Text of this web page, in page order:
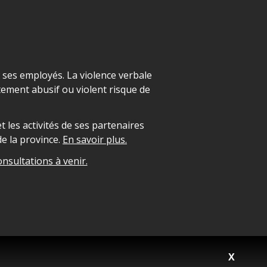
X
employés. La violence verbale
abusif ou violent risque de
les activités de ses partenaires
la province. En savoir plus.
à venir.